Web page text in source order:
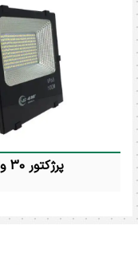
ماه
پرژکتور 30 وات 4M